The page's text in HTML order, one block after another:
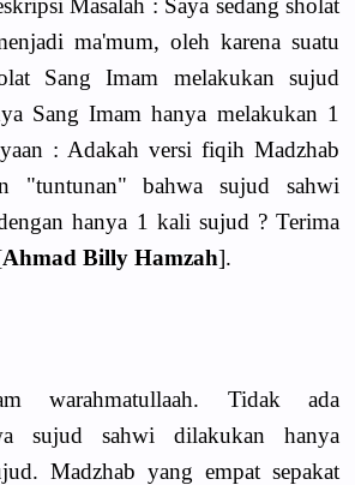
ma'mum, oleh karena suatu
Sang Imam melakukan sujud
Sang Imam hanya melakukan 1
: Adakah versi fiqih Madzhab
"tuntunan" bahwa sujud sahwi
hanya 1 kali sujud ? Terima
Ahmad Billy Hamzah].
warahmatullaah. Tidak ada
sujud sahwi dilakukan hanya
Madzhab yang empat sepakat